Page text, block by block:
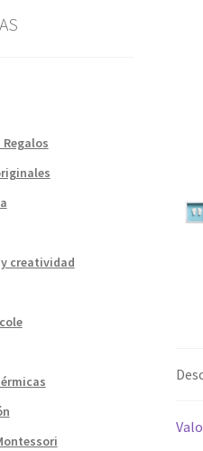
Regalos
creatividad